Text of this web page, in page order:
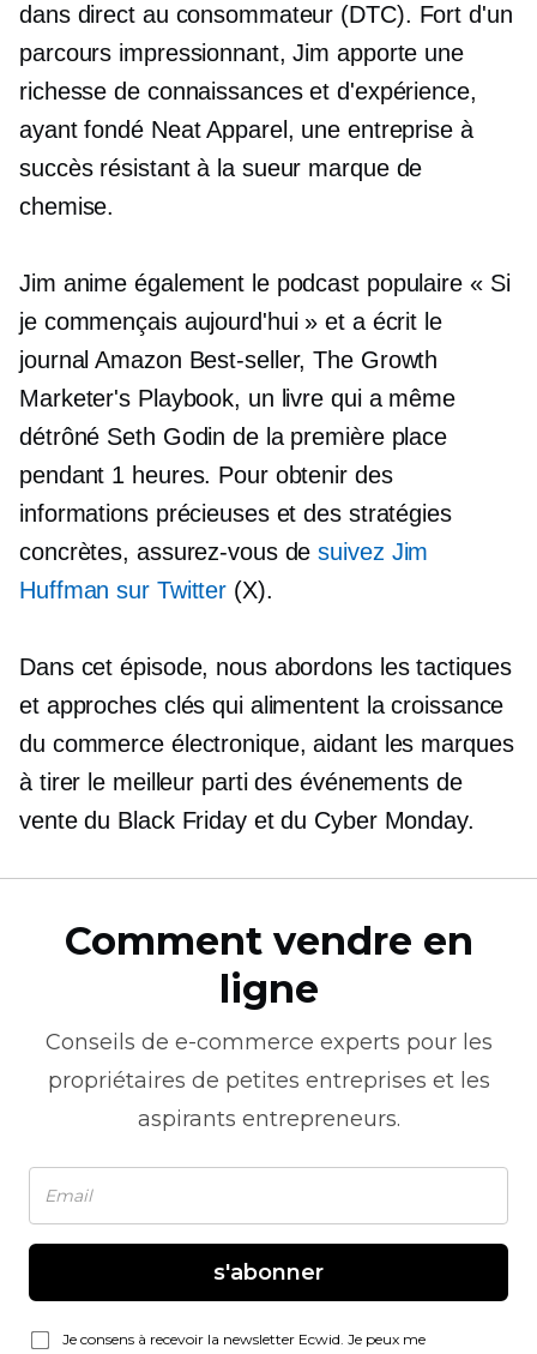
dans direct au consommateur (DTC). Fort d'un
parcours impressionnant, Jim apporte une
richesse de connaissances et d'expérience,
ayant fondé Neat Apparel, une entreprise à
succès résistant à la sueur marque de
chemise.
Jim anime également le podcast populaire « Si
je commençais aujourd'hui » et a écrit le
journal Amazon Best-seller, The Growth
Marketer's Playbook, un livre qui a même
détrôné Seth Godin de la première place
pendant 1 heures. Pour obtenir des
informations précieuses et des stratégies
concrètes, assurez-vous desuivez Jim
Huffman sur Twitter (X).
Dans cet épisode, nous abordons les tactiques
et approches clés qui alimentent la croissance
du commerce électronique, aidant les marques
à tirer le meilleur parti des événements de
vente du Black Friday et du Cyber ​​Monday.
Comment vendre en
ligne
Conseils de e-commerce experts pour les
propriétaires de petites entreprises et les
aspirants entrepreneurs.
s'abonner
Je consens à recevoir la newsletter Ecwid. Je peux me